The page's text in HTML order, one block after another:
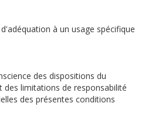
à un usage spécifique
des dispositions du
limitations de responsabilité
des présentes conditions